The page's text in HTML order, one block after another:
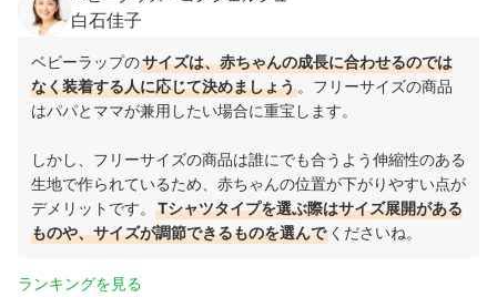
白石佳子
ベビーラップのサイズは、赤ちゃんの成長に合わせるのでは
なく装着する人に応じて決めましょう 。フリーサイズの商品
はパパとママが兼用したい場合に重宝します。
しかし、フリーサイズの商品は誰にでも合うよう伸縮性のある
生地で作られているため、赤ちゃんの位置が下がりやすい点が
デメリットです。
Tシャツタイプを選ぶ際はサイズ展開がある
ものや、サイズが調節できるものを選んで くださいね。
ランキングを見る